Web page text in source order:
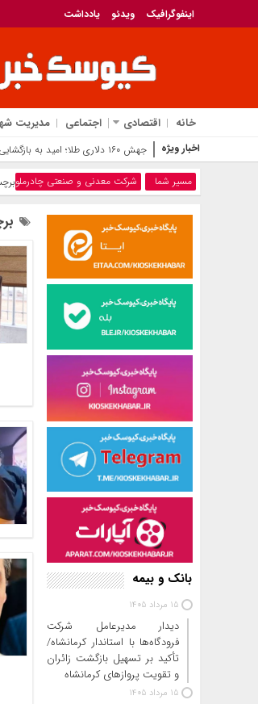
اینفوگرافیک ویدئو یادداشت
خانه اقتصادی اجتماعی مدیریت
اخبار ویژه ۶ میلیون تومانی‌ها بخوانند
مسیر شما شرکت معدنی و صنعتی چادرملو
بانک و بیمه
15 مرداد 1405
دیدار مدیرعامل شرکت
فرودگاه‌ها با استاندار کرمانشاه/
تأکید بر تسهیل بازگشت زائران
و تقویت پروازهای کرمانشاه
15 مرداد 1405